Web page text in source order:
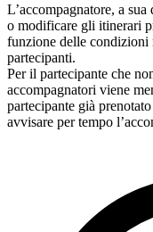
L’accompagnatore, a
o modificare gli itinerari
funzione delle condizioni
partecipanti.
Per il partecipante che
accompagnatori viene
partecipante già
avvisare per tempo